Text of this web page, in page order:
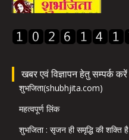
खबर एवं विज्ञापन हेतु सम्पर्क करें
शुभजिता(shubhjita.com)
महत्वपूर्ण लिंक
शुभजिता : सृजन ही समृद्धि की शक्ति है